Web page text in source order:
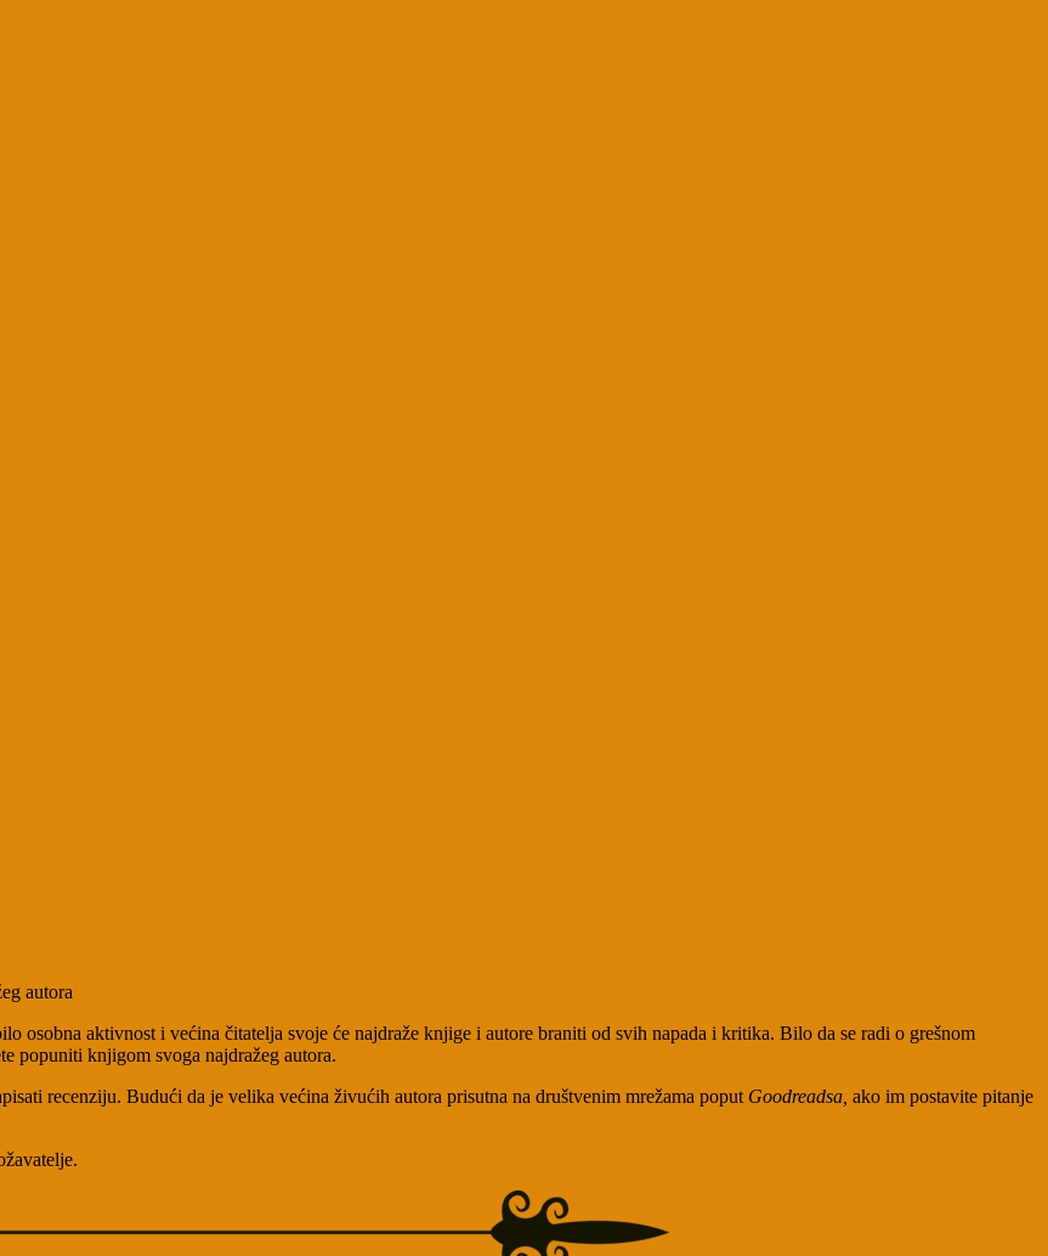
autora
osobna aktivnost i većina čitatelja svoje će najdraže knjige i autore braniti od svih napada i kritika. Bilo da se radi o grešnom
popuniti knjigom svoga najdražeg autora.
recenziju. Budući da je velika većina živućih autora prisutna na društvenim mrežama poput Goodreadsa, ako im postavite pitanje